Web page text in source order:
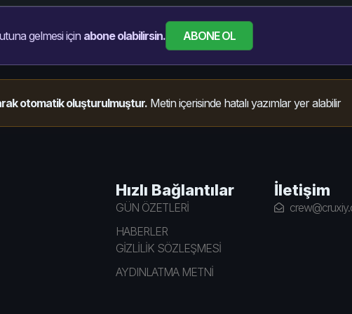
gelmesi için abone olabilirsin. ABONE OL
otomatik oluşturulmuştur. Metin içerisinde hatalı yazımlar yer alabilir
Hızlı Bağlantılar
GÜN ÖZETLERİ
HABERLER
GİZLİLİK SÖZLEŞMESİ
AYDINLATMA METNİ
İletişim